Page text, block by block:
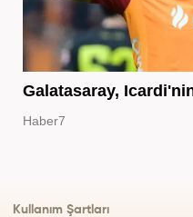
Galatasaray,
Haber7
Kullanım Şartları